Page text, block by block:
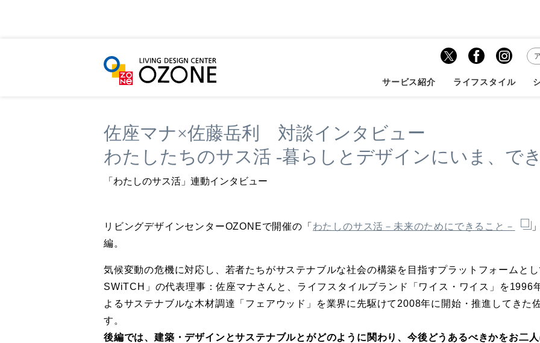
サービス紹介 ライフスタイル
HOME イベント＆ニュース クリエイターズボイス
佐座マナ×佐藤岳利 対談インタビュー
わたしたちのサス活 -暮らしとデザインにいま、で
「わたしのサス活」連動インタビュー
リビングデザインセンターOZONEで開催の「 わたしのサス活－未来のためにできること－
編。
気候変動の危機に対応し、若者たちがサステナブルな社会の構築を目指すプラットフォームと
SWiTCH」の代表理事：佐座マナさんと、ライフスタイルブランド「ワイス・ワイス」を1996
よるサステナブルな木材調達「フェアウッド」を業界に先駆けて2008年に開始・推進してきた
す。
後編では、建築・デザインとサステナブルとがどのように関わり、今後どうあるべきかをお二